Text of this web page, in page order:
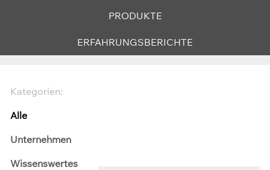
PRODUKTE
​​​​ERFAHRUNGSBERICHT​E
Kategorien:
Alle
Unternehmen
Wissenswertes